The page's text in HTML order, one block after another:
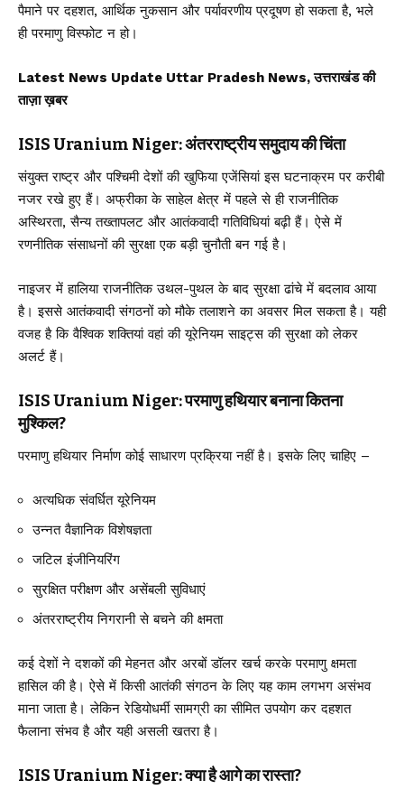
पैमाने पर दहशत, आर्थिक नुकसान और पर्यावरणीय प्रदूषण हो सकता है, भले
ही परमाणु विस्फोट न हो।
Latest News Update Uttar Pradesh News, उत्तराखंड की
ताज़ा ख़बर
ISIS Uranium Niger: अंतरराष्ट्रीय समुदाय की चिंता
संयुक्त राष्ट्र और पश्चिमी देशों की खुफिया एजेंसियां इस घटनाक्रम पर करीबी
नजर रखे हुए हैं। अफ्रीका के साहेल क्षेत्र में पहले से ही राजनीतिक
अस्थिरता, सैन्य तख्तापलट और आतंकवादी गतिविधियां बढ़ी हैं। ऐसे में
रणनीतिक संसाधनों की सुरक्षा एक बड़ी चुनौती बन गई है।
नाइजर में हालिया राजनीतिक उथल-पुथल के बाद सुरक्षा ढांचे में बदलाव आया
है। इससे आतंकवादी संगठनों को मौके तलाशने का अवसर मिल सकता है। यही
वजह है कि वैश्विक शक्तियां वहां की यूरेनियम साइट्स की सुरक्षा को लेकर
अलर्ट हैं।
ISIS Uranium Niger: परमाणु हथियार बनाना कितना
मुश्किल?
परमाणु हथियार निर्माण कोई साधारण प्रक्रिया नहीं है। इसके लिए चाहिए –
अत्यधिक संवर्धित यूरेनियम
उन्नत वैज्ञानिक विशेषज्ञता
जटिल इंजीनियरिंग
सुरक्षित परीक्षण और असेंबली सुविधाएं
अंतरराष्ट्रीय निगरानी से बचने की क्षमता
कई देशों ने दशकों की मेहनत और अरबों डॉलर खर्च करके परमाणु क्षमता
हासिल की है। ऐसे में किसी आतंकी संगठन के लिए यह काम लगभग असंभव
माना जाता है। लेकिन रेडियोधर्मी सामग्री का सीमित उपयोग कर दहशत
फैलाना संभव है और यही असली खतरा है।
ISIS Uranium Niger: क्या है आगे का रास्ता?